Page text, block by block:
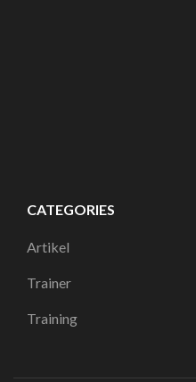
CATEGORIES
Artikel
Trainer
Training